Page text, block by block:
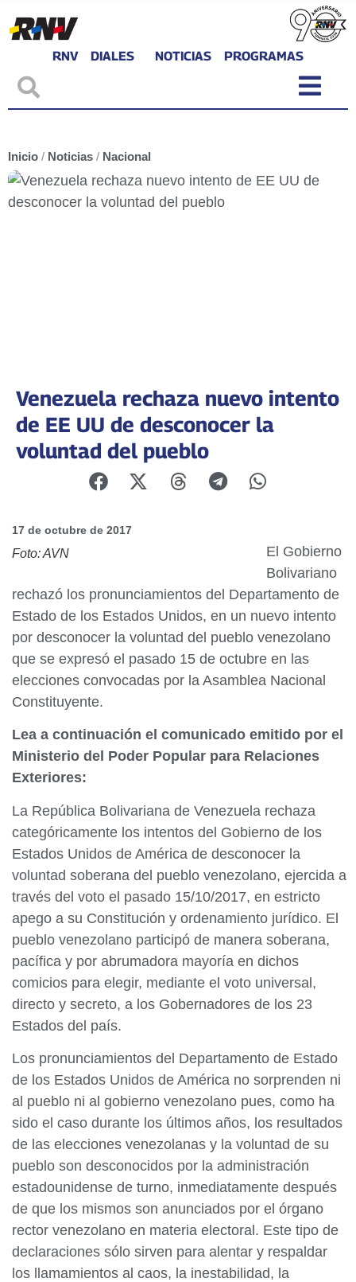
RNV DIALES NOTICIAS PROGRAMAS
Inicio / Noticias / Nacional
Venezuela rechaza nuevo intento
de EE UU de desconocer la
voluntad del pueblo
17 de octubre de 2017
Foto: AVN
El Gobierno
Bolivariano
rechazó los pronunciamientos del Departamento de
Estado de los Estados Unidos, en un nuevo intento
por desconocer la voluntad del pueblo venezolano
que se expresó el pasado 15 de octubre en las
elecciones convocadas por la Asamblea Nacional
Constituyente.
Lea a continuación el comunicado emitido por el
Ministerio del Poder Popular para Relaciones
Exteriores:
La República Bolivariana de Venezuela rechaza
categóricamente los intentos del Gobierno de los
Estados Unidos de América de desconocer la
voluntad soberana del pueblo venezolano, ejercida a
través del voto el pasado 15/10/2017, en estricto
apego a su Constitución y ordenamiento jurídico. El
pueblo venezolano participó de manera soberana,
pacífica y por abrumadora mayoría en dichos
comicios para elegir, mediante el voto universal,
directo y secreto, a los Gobernadores de los 23
Estados del país.
Los pronunciamientos del Departamento de Estado
de los Estados Unidos de América no sorprenden ni
al pueblo ni al gobierno venezolano pues, como ha
sido el caso durante los últimos años, los resultados
de las elecciones venezolanas y la voluntad de su
pueblo son desconocidos por la administración
estadounidense de turno, inmediatamente después
de que los mismos son anunciados por el órgano
rector venezolano en materia electoral. Este tipo de
declaraciones sólo sirven para alentar y respaldar
los llamamientos al caos, la inestabilidad, la